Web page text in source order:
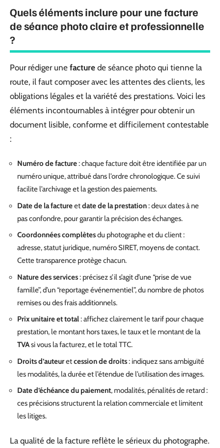
Quels éléments inclure pour une facture
de séance photo claire et professionnelle
?
Pour rédiger une facture de séance photo qui tienne la
route, il faut composer avec les attentes des clients, les
obligations légales et la variété des prestations. Voici les
éléments incontournables à intégrer pour obtenir un
document lisible, conforme et difficilement contestable
:
Numéro de facture: chaque facture doit être identifiée par un
numéro unique, attribué dans l’ordre chronologique. Ce suivi
facilite l’archivage et la gestion des paiements.
Date de la factureetdate de la prestation: deux dates à ne
pas confondre, pour garantir la précision des échanges.
Coordonnées complètesdu photographe et du client :
adresse, statut juridique, numéro SIRET, moyens de contact.
Cette transparence protège chacun.
Nature des services: précisez s’il s’agit d’une “prise de vue
famille”, d’un “reportage événementiel”, du nombre de photos
remises ou des frais additionnels.
Prix unitaire et total: affichez clairement le tarif pour chaque
prestation, le montant hors taxes, le taux et le montant de la
TVAsi vous la facturez, et le total TTC.
Droits d’auteuretcession de droits: indiquez sans ambiguïté
les modalités, la durée et l’étendue de l’utilisation des images.
Date d’échéance du paiement, modalités, pénalités de retard :
ces précisions structurent la relation commerciale et limitent
les litiges.
La qualité de la facture reflète le sérieux du photographe.